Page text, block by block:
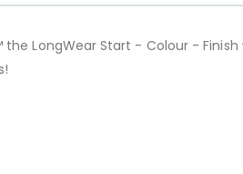
LongWear Start - Colour -